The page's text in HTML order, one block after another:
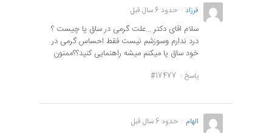
فرزاد حدود 6 سال قبل
سلام اقای دکتر ...علت گرمی در ساق پا چیست ؟
درد ندارم وسوزشم نیست فقط احساس گرمی در
خود ساق پا میکنم میشه راهنمایی کنید؟؟ممنون
پاسخ #17477
الهام حدود 6 سال قبل